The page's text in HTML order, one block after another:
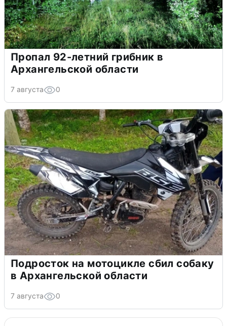
Пропал 92-летний грибник в
Архангельской области
7 августа 0
Подросток на мотоцикле сбил собаку
в Архангельской области
7 августа 0